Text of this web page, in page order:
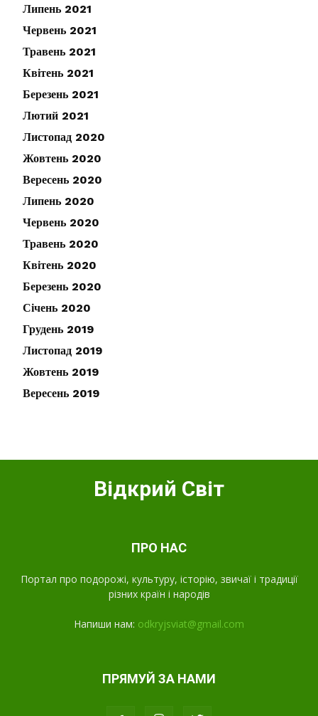
Липень 2021
Червень 2021
Травень 2021
Квітень 2021
Березень 2021
Лютий 2021
Листопад 2020
Жовтень 2020
Вересень 2020
Липень 2020
Червень 2020
Травень 2020
Квітень 2020
Березень 2020
Січень 2020
Грудень 2019
Листопад 2019
Жовтень 2019
Вересень 2019
Відкрий Світ
ПРО НАС
Портал про подорожі, культуру, історію, звичаї і традиції
різних країн і народів
Напиши нам: odkryjsviat@gmail.com
ПРЯМУЙ ЗА НАМИ